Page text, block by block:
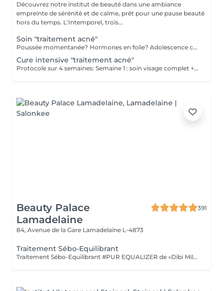
Découvrez notre institut de beauté dans une ambiance
empreinte de sérénité et de calme, prêt pour une pause beauté
hors du temps. L'Intemporel, trois...
Soin "traitement acné"
Poussée momentanée? Hormones en folie? Adolescence compliquée? Ce soin est pour vous. Le soin visage complet comprend un nettoyage en profondeur de la peau avec vapeur et extraction des comédons, un léger massage suivi de 20' de traitement LED et un masque apaisant ou purifiant. Le soin flash est conseillé en entretien suite à un soin complet, entre 2 soins par exemple ou si acné plus tenace. Il comprend un nettoyage du visage, un léger massage et le traitement LED 20'. Pourquoi la LED? La puissance de la lumière LED bleue agit rapidement et efficacement pour éliminer l'acné, les imperfections et l'inflammation existantes, sans dessécher la peau. Elle régule également la production de sébum pour prévenir de futures éruptions cutanées, laissant votre peau claire, saine et lisse.
Cure intensive "traitement acné"
Protocole sur 4 semaines: Semaine 1 : soin visage complet + un soin flash (espacé de 2 jours minimum) Semaine 2 / 3 et 4 : 2 soins flash (espacé de 2 jours minimum) Descriptif complet voir "Soin traitement acné"
Beauty Palace
Lamadelaine
391
84, Avenue de la Gare Lamadelaine L-4873
Traitement Sébo-Equilibrant
Traitement Sébo-Equilibrant #PUR EQUALIZER de «Dibi Milano» grâce aux performances de ses principes actifs innovants, il est en mesure de régulariser l'excès de sébum, en procurant un effet matifiant et en réduisant visiblement les pores dilatés, le grain de peau est affiné. Ce soin aide à matifier la peau tout en la maintenant hydratée et protégée. (Masque bio-cellulose)